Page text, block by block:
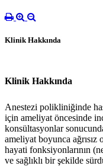
Klinik Hakkında
Klinik Hakkında
Anestezi polikliniğinde
için ameliyat öncesinde
konsültasyonlar
ameliyat boyunca ağrısız
hayati fonksiyonlarının
ve sağlıklı bir şekilde